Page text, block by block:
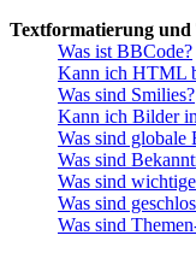
Textformatierung und
Was ist BBCode?
Kann ich HTML
Was sind Smilies?
Kann ich Bilder
Was sind globale
Was sind
Was sind
Was sind
Was sind